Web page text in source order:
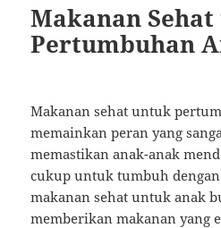
Makanan
Pertumbuhan
Makanan sehat untuk
memainkan peran yang
memastikan anak-anak
cukup untuk tumbuh
makanan sehat untuk anak
memberikan makanan yang